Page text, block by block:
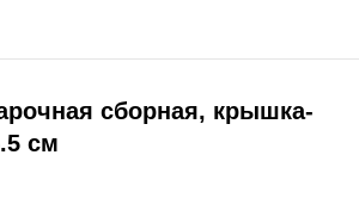
сборная, крышка-
см